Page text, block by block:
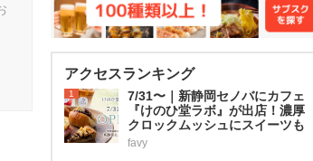
アクセスランキング
1
7/31〜｜新静岡セノバにカフェ
『けのひ堂ラボ』が出店！濃厚
クロックムッシュにスイーツも
favy